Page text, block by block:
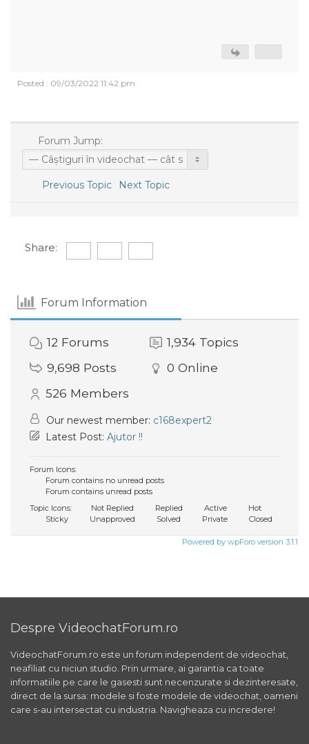
Posted : 09/03/2022 11:42 pm
Forum Jump:
Previous Topic Next Topic
Share:
Forum Information
12 Forums 1,934 Topics
9,698 Posts 0 Online
526 Members
Our newest member: c168expert2
Latest Post: Ajutor !!
Forum Icons:
Forum contains no unread posts
Forum contains unread posts
Topic Icons:
Not Replied Replied Active
Hot
Sticky
Unapproved Solved Private Closed
Powered by wpForo version 3.1.1
Despre VideochatForum.ro
VideochatForum.ro este un forum independent de videochat,
neafiliat cu niciun studio. Prin urmare, ai garantia ca toate
informatiile pe care le gasesti sunt necenzurate si dezinteresate,
direct de la sursa: modele si foste modele de videochat, oameni
care s-au intersectat cu industria. Navigheaza cu incredere!